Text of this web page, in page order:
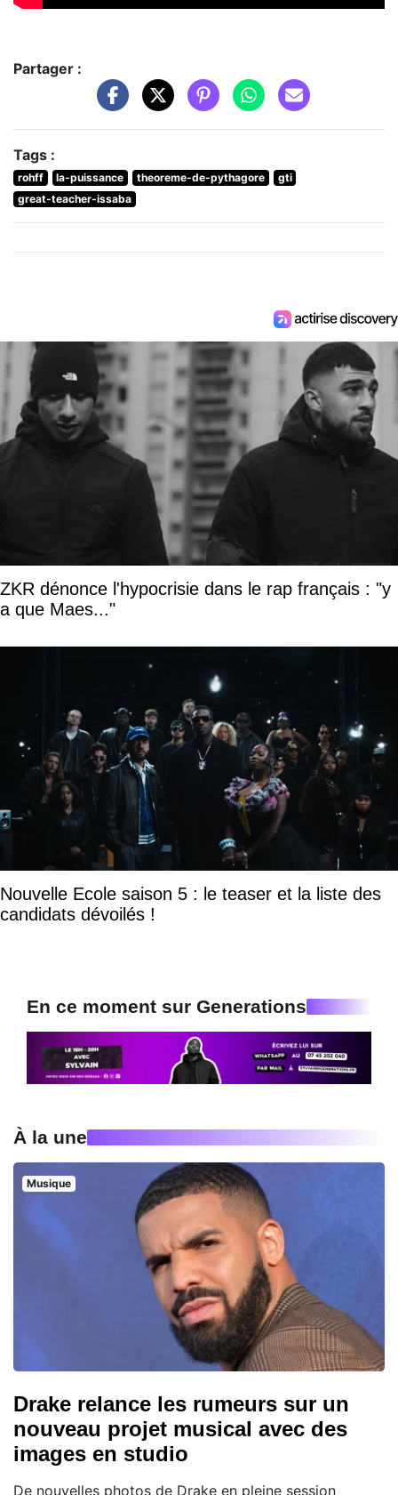
Partager :
Tags :
rohff la-puissance theoreme-de-pythagore
gti
great-teacher-issaba
ZKR dénonce l'hypocrisie dans le rap français : "y
a que Maes..."
Nouvelle Ecole saison 5 : le teaser et la liste des
candidats dévoilés !
En ce moment sur Generations
À la une
Musique
Drake relance les rumeurs sur un
nouveau projet musical avec des
images en studio
De nouvelles photos de Drake en pleine session